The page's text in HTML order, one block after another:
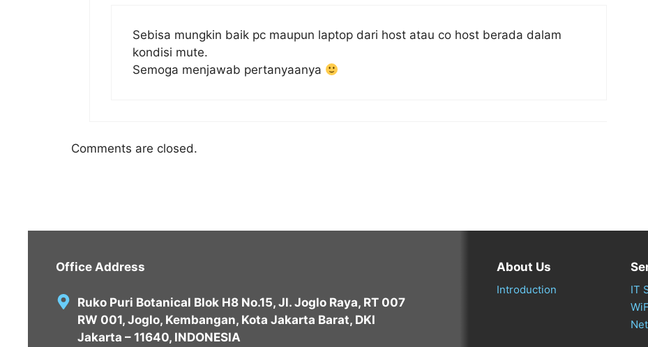
Sebisa mungkin baik pc maupun laptop dari host atau co host berada dalam
kondisi mute.
Semoga menjawab pertanyaanya
Comments are closed.
Office Address
Ruko Puri Botanical Blok H8 No.15, Jl. Joglo Raya, RT 007
RW 001, Joglo, Kembangan, Kota Jakarta Barat, DKI
Jakarta – 11640, INDONESIA
About Us
Introduction
IT